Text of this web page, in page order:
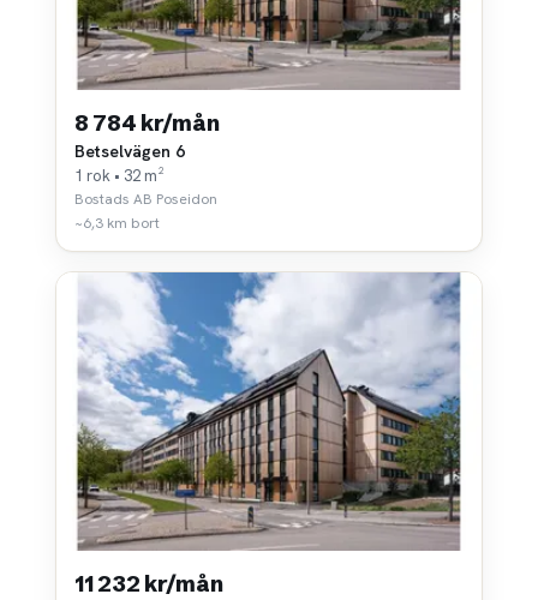
8 784 kr/mån
Betselvägen 6
1 rok • 32 m²
Bostads AB Poseidon
~6,3 km bort
11 232 kr/mån